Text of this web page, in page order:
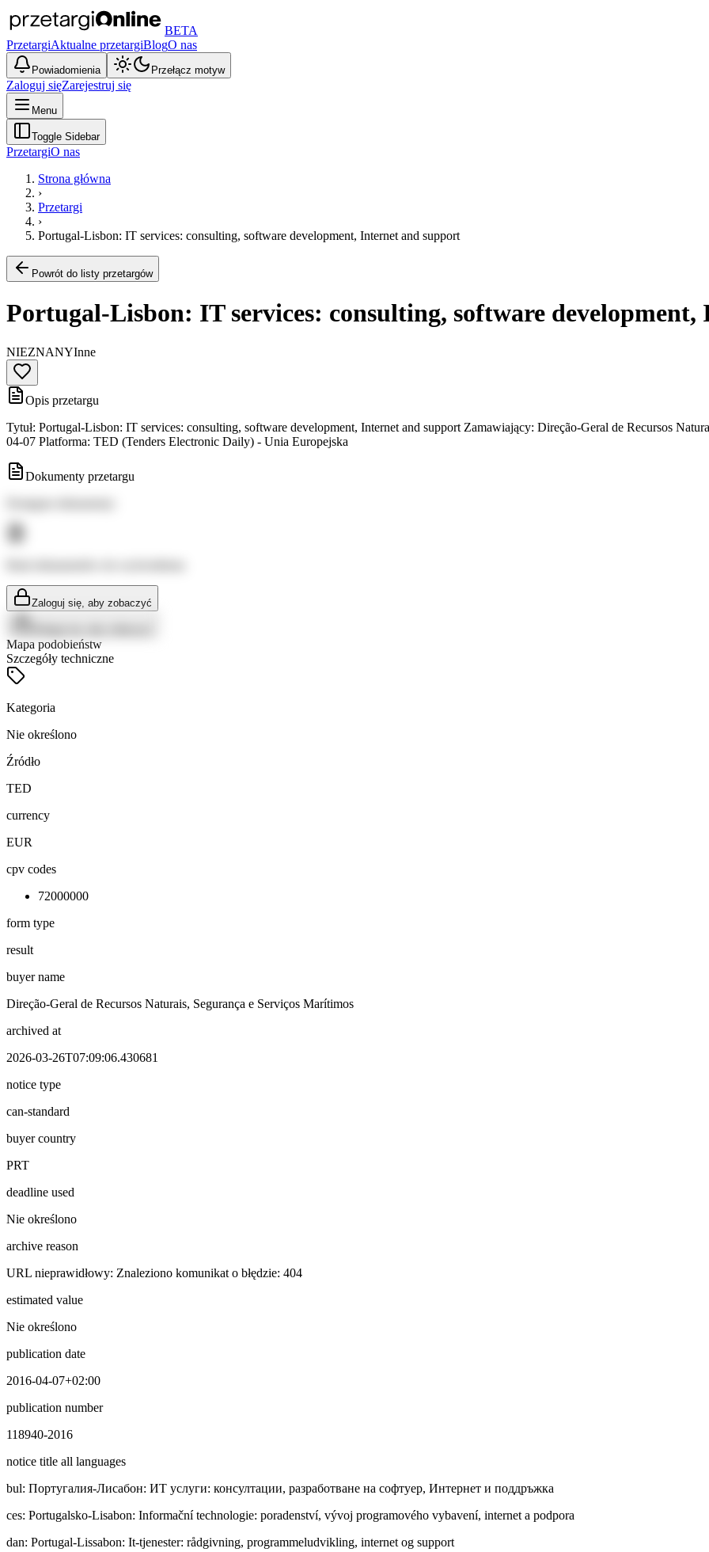
BETA
PrzetargiAktualne przetargiBlogO nas
Powiadomienia Przełącz motyw
Zaloguj sięZarejestruj się
Menu
Toggle Sidebar
PrzetargiO nas
Strona główna
›
Przetargi
›
Portugal-Lisbon: IT services: consulting, software development, Internet and support
Powrót do listy przetargów
Portugal-Lisbon: IT services: consulting, software
NIEZNANYInne
Opis przetargu
Tytuł: Portugal-Lisbon: IT services: consulting, software development, Internet and support Zamawiający: Direção-Geral de Recursos
04-07 Platforma: TED (Tenders Electronic Daily) - Unia Europejska
Dokumenty przetargu
Zaloguj się, aby zobaczyć
Mapa podobieństw
Szczegóły techniczne
Kategoria
Nie określono
Źródło
TED
currency
EUR
cpv codes
72000000
form type
result
buyer name
Direção-Geral de Recursos Naturais, Segurança e Serviços Marítimos
archived at
2026-03-26T07:09:06.430681
notice type
can-standard
buyer country
PRT
deadline used
Nie określono
archive reason
URL nieprawidłowy: Znaleziono komunikat o błędzie: 404
estimated value
Nie określono
publication date
2016-04-07+02:00
publication number
118940-2016
notice title all languages
bul: Пopтyгaлия-Лисабон: ИТ услуги: консултации, разработване на софтуер, Интернет и поддръжка
ces: Portugalsko-Lisabon: Informační technologie: poradenství, vývoj programového vybavení, internet a podpora
dan: Portugal-Lissabon: It-tjenester: rådgivning, programmeludvikling, internet og support